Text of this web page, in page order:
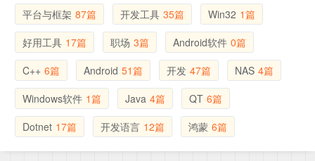
平台与框架 87篇 开发工具 35篇 Win32 1篇
好用工具 17篇 职场 3篇 Android软件 0篇
C++ 6篇 Android 51篇 开发 47篇 NAS 4篇
Windows软件 1篇 Java 4篇 QT 6篇
Dotnet 17篇 开发语言 12篇 鸿蒙 6篇